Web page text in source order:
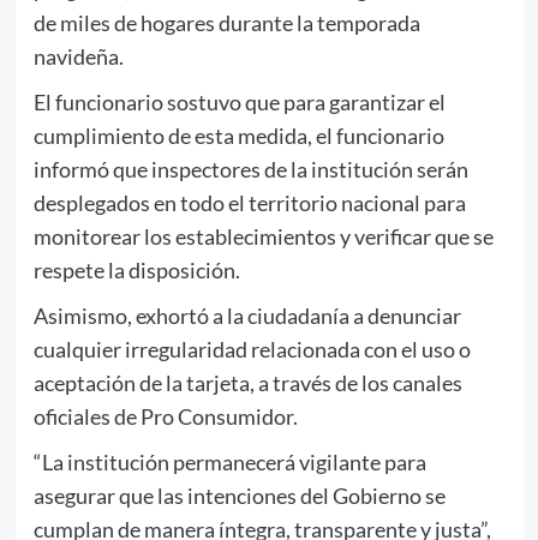
de miles de hogares durante la temporada
navideña.
El funcionario sostuvo que para garantizar el
cumplimiento de esta medida, el funcionario
informó que inspectores de la institución serán
desplegados en todo el territorio nacional para
monitorear los establecimientos y verificar que se
respete la disposición.
Asimismo, exhortó a la ciudadanía a denunciar
cualquier irregularidad relacionada con el uso o
aceptación de la tarjeta, a través de los canales
oficiales de Pro Consumidor.
“La institución permanecerá vigilante para
asegurar que las intenciones del Gobierno se
cumplan de manera íntegra, transparente y justa”,